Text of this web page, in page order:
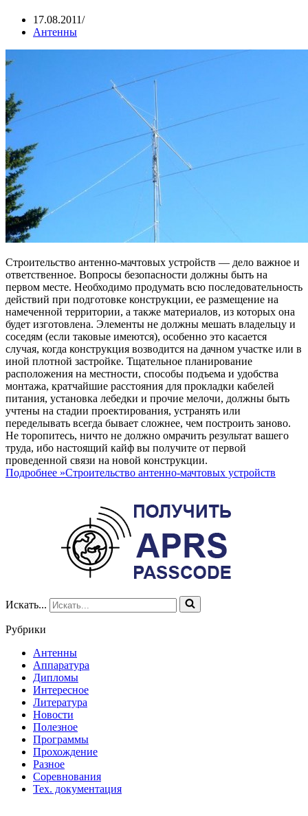
17.08.2011
Антенны
Строительство антенно-мачтовых устройств — дело важное и
ответственное. Вопросы безопасности должны быть на
первом месте. Необходимо продумать всю последовательность
действий при подготовке конструкции, ее размещение на
намеченной территории, а также материалов, из которых она
будет изготовлена. Элементы не должны мешать владельцу и
соседям (если таковые имеются), особенно это касается
случая, когда конструкция возводится на дачном участке или в
иной плотной застройке. Тщательное планирование
расположения на местности, способы подъема и удобства
монтажа, кратчайшие расстояния для прокладки кабелей
питания, установка лебедки и прочие мелочи, должны быть
учтены на стадии проектирования, устранять или
переделывать всегда бывает сложнее, чем построить заново.
Не торопитесь, ничто не должно омрачить результат вашего
труда, ибо настоящий кайф вы получите от первой
проведенной связи на новой конструкции.
Подробнее »Строительство антенно-мачтовых устройств
Искать...
Рубрики
Антенны
Аппаратура
Дипломы
Интересное
Литература
Новости
Полезное
Программы
Прохождение
Разное
Соревнования
Тех. документация